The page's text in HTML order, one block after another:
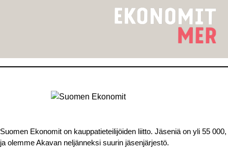
Suomen Ekonomit on kauppatieteilijöiden liitto. Jäseniä on yli 55 000,
ja olemme Akavan neljänneksi suurin jäsenjärjestö.